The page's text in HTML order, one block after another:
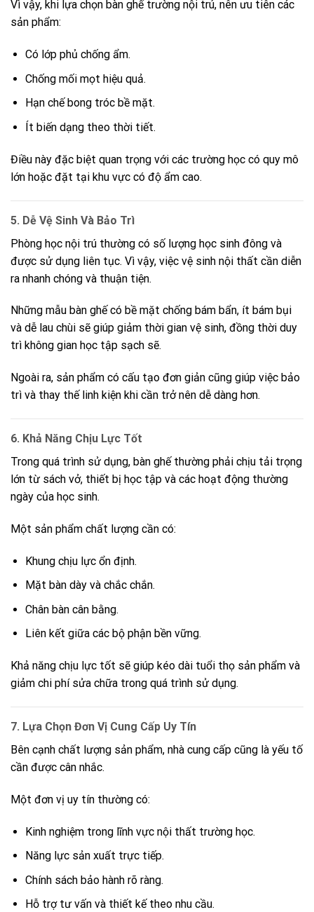
Vì vậy, khi lựa chọn bàn ghế trường nội trú, nên ưu tiên các
sản phẩm:
Có lớp phủ chống ẩm.
Chống mối mọt hiệu quả.
Hạn chế bong tróc bề mặt.
Ít biến dạng theo thời tiết.
Điều này đặc biệt quan trọng với các trường học có quy mô
lớn hoặc đặt tại khu vực có độ ẩm cao.
5. Dễ Vệ Sinh Và Bảo Trì
Phòng học nội trú thường có số lượng học sinh đông và
được sử dụng liên tục. Vì vậy, việc vệ sinh nội thất cần diễn
ra nhanh chóng và thuận tiện.
Những mẫu bàn ghế có bề mặt chống bám bẩn, ít bám bụi
và dễ lau chùi sẽ giúp giảm thời gian vệ sinh, đồng thời duy
trì không gian học tập sạch sẽ.
Ngoài ra, sản phẩm có cấu tạo đơn giản cũng giúp việc bảo
trì và thay thế linh kiện khi cần trở nên dễ dàng hơn.
6. Khả Năng Chịu Lực Tốt
Trong quá trình sử dụng, bàn ghế thường phải chịu tải trọng
lớn từ sách vở, thiết bị học tập và các hoạt động thường
ngày của học sinh.
Một sản phẩm chất lượng cần có:
Khung chịu lực ổn định.
Mặt bàn dày và chắc chắn.
Chân bàn cân bằng.
Liên kết giữa các bộ phận bền vững.
Khả năng chịu lực tốt sẽ giúp kéo dài tuổi thọ sản phẩm và
giảm chi phí sửa chữa trong quá trình sử dụng.
7. Lựa Chọn Đơn Vị Cung Cấp Uy Tín
Bên cạnh chất lượng sản phẩm, nhà cung cấp cũng là yếu tố
cần được cân nhắc.
Một đơn vị uy tín thường có:
Kinh nghiệm trong lĩnh vực nội thất trường học.
Năng lực sản xuất trực tiếp.
Chính sách bảo hành rõ ràng.
Hỗ trợ tư vấn và thiết kế theo nhu cầu.